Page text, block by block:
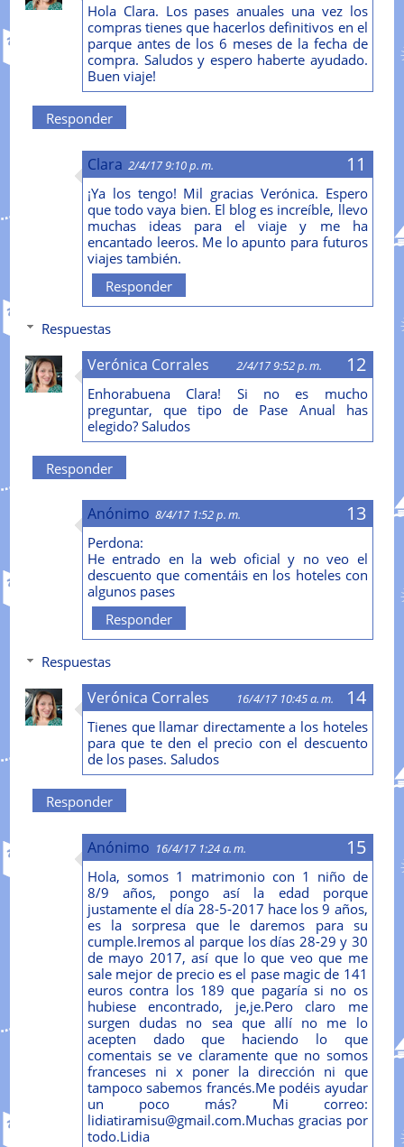
Hola Clara. Los pases anuales una vez los
compras tienes que hacerlos definitivos en el
parque antes de los 6 meses de la fecha de
compra. Saludos y espero haberte ayudado.
Buen viaje!
Responder
Clara 2/4/17 9:10 p. m.
¡Ya los tengo! Mil gracias Verónica. Espero
que todo vaya bien. El blog es increíble, llevo
muchas ideas para el viaje y me ha
encantado leeros. Me lo apunto para futuros
viajes también.
Responder
Respuestas
Verónica Corrales 2/4/17 9:52 p. m.
Enhorabuena Clara! Si no es mucho
preguntar, que tipo de Pase Anual has
elegido? Saludos
Responder
Anónimo 8/4/17 1:52 p. m.
Perdona:
He entrado en la web oficial y no veo el
descuento que comentáis en los hoteles con
algunos pases
Responder
Respuestas
Verónica Corrales 16/4/17 10:45 a. m.
Tienes que llamar directamente a los hoteles
para que te den el precio con el descuento
de los pases. Saludos
Responder
Anónimo 16/4/17 1:24 a. m.
Hola, somos 1 matrimonio con 1 niño de
8/9 años, pongo así la edad porque
justamente el día 28-5-2017 hace los 9 años,
es la sorpresa que le daremos para su
cumple.Iremos al parque los días 28-29 y 30
de mayo 2017, así que lo que veo que me
sale mejor de precio es el pase magic de 141
euros contra los 189 que pagaría si no os
hubiese encontrado, je,je.Pero claro me
surgen dudas no sea que allí no me lo
acepten dado que haciendo lo que
comentais se ve claramente que no somos
franceses ni x poner la dirección ni que
tampoco sabemos francés.Me podéis ayudar
un poco más? Mi correo:
lidiatiramisu@gmail.com.Muchas gracias por
todo.Lidia